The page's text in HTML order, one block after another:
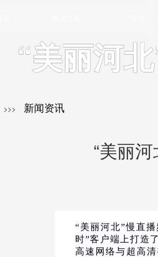
“美丽河
>>> 新闻资讯
“美丽
“美丽河北”慢直
时”客户端上打造
高速网络与超高